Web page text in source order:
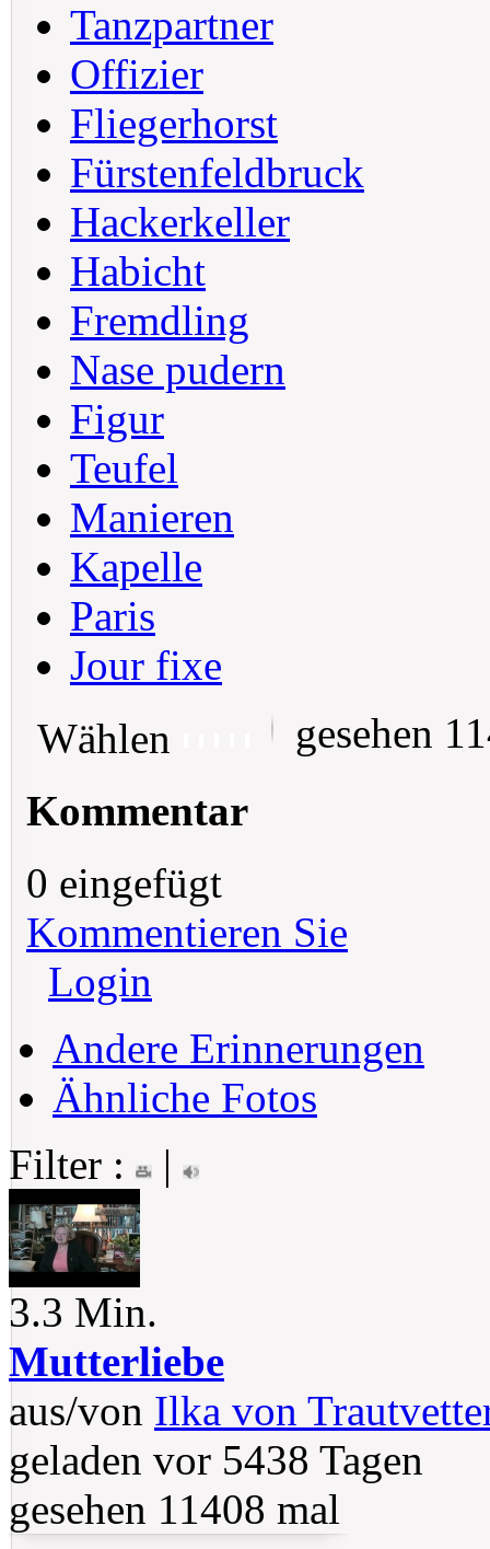
Tanzpartner
Offizier
Fliegerhorst
Fürstenfeldbruck
Hackerkeller
Habicht
Fremdling
Nase pudern
Figur
Teufel
Manieren
Kapelle
Paris
Jour fixe
Wählen
gesehen
Kommentar
0 eingefügt
Kommentieren Sie
Login
Andere Erinnerungen
Ähnliche Fotos
Filter :
|
3.3 Min.
Mutterliebe
aus/von Ilka von
geladen vor 5438 Tagen
gesehen 11408 mal